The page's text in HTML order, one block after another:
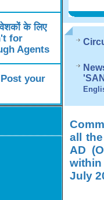
के लिए
for
Agents
Post your
all
AD
July